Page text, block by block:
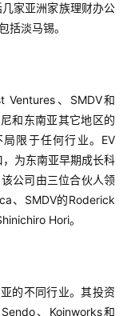
家亚洲家族理财办公
括淡马锡。
Ventures、SMDV和
和东南亚其它地区的
限于任何行业。EV
为东南亚早期成长科
公司由三位合伙人领
、SMDV的Roderick
Hori。
的不同行业。其投资
、Koinworks和